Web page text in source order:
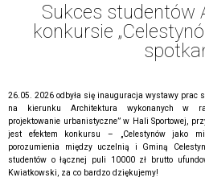
Sukces studentów
konkursie
26.05. 2026 odbyła się inauguracja wystawy prac
na kierunku Architektura wykonanych w
projektowanie urbanistyczne” w Hali Sportowej,
jest efektem konkursu – „Celestynów jako
porozumienia między uczelnią i Gminą
studentów o łącznej puli 10000 zł brutto
Kwiatkowski, za co bardzo dziękujemy!